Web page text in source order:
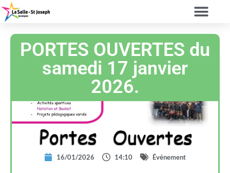
PORTES OUVERTES du
samedi 17 janvier
2026.
16/01/2026 14:10 Événement